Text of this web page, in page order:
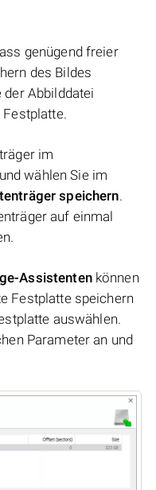
genügend freier
des Bildes
der Abbilddatei
im
wählen Sie im
speichern.
auf einmal
Assistentenkönnen
Festplatte speichern
auswählen.
Parameter an und